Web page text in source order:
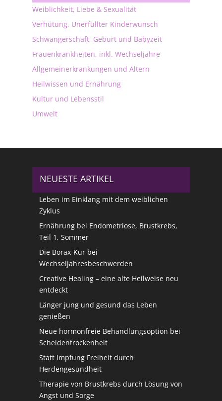
Weiblichkeit, Liebe & Sexualität
Verhütung, Unerfüllter Kinderwunsch
Schwangerschaft, Geburt und Babyzeit
Frauenkrankheiten, inkl. Wechseljahre
Allgemeinerkrankungen und Altern
Heilwissen und Ernährung
Kultur und Lebensstil
Umwelt
NEUESTE ARTIKEL
Leben im Einklang mit dem weiblichen
Zyklus
Ernährung bei Endometriose, Brustkrebs,
Teil 1, Sommer
Die Borax-Kur bei
Wechseljahresbeschwerden
Creative Healing – eine alte Heilweise neu
entdeckt
Länger jung und gesund das Leben
genießen
Neue hormonfreie Behandlungsoption bei
Scheidentrockenheit
Statt Impfung Freiheit durch
Herdengesundheit
Therapie von Brustkrebs durch Lösung von
Angst und Sorge